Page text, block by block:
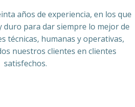
años de experiencia, en los que
duro para dar siempre lo mejor de
técnicas, humanas y operativas,
nuestros clientes en clientes
satisfechos.